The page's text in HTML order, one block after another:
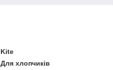
Kite
Для хлопчиків